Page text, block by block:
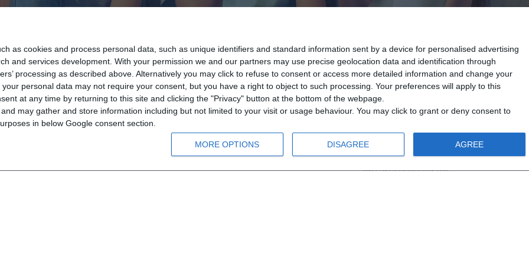
as cookies and process personal data, such as unique identifiers and standard information sent by a device for personalised advertising
and services development. With your permission we and our partners may use precise geolocation data and identification through
processing as described above. Alternatively you may click to refuse to consent or access more detailed information and change your
personal data may not require your consent, but you have a right to object to such processing. Your preferences will apply to this
at any time by returning to this site and clicking the "Privacy" button at the bottom of the webpage.
may gather and store information including but not limited to your visit or usage behaviour. You may click to grant or deny consent to
in below Google consent section.
MORE OPTIONS DISAGREE AGREE
Informationen
Bestellmöglichkeiten
Zahlungsmethoden
info@steinadlerverlag.com